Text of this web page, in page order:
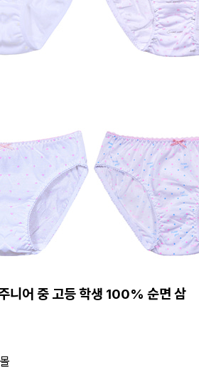
니어 중 고등 학생 100% 순면 삼